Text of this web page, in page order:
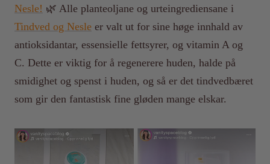
Nesle! 🌿 Alle planteoljane og urteingrediensane i
Tindved og Nesle er valt ut for sine høge innhald av
antioksidantar, essensielle fettsyrer, og vitamin A og
C. Dette er viktig for å regenerere huden, halde på
smidighet og spenst i huden, og så er det tindvedbæret
som gir den fantastisk fine gløden mange elskar.